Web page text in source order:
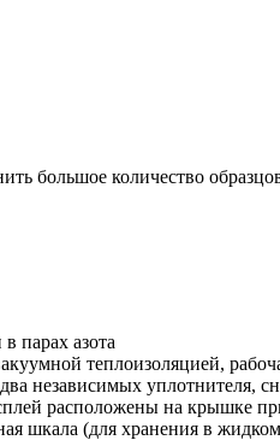
большое количество
парах азота
теплоизоляцией,
независимых уплотнителя,
расположены на крышке
шкала (для хранения в